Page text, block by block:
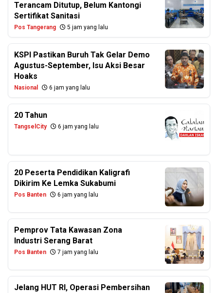
Terancam Ditutup, Belum Kantongi
Sertifikat Sanitasi
Pos Tangerang 5 jam yang lalu
KSPI Pastikan Buruh Tak Gelar Demo
Agustus-September, Isu Aksi Besar
Hoaks
Nasional 6 jam yang lalu
20 Tahun
TangselCity 6 jam yang lalu
20 Peserta Pendidikan Kaligrafi
Dikirim Ke Lemka Sukabumi
Pos Banten 6 jam yang lalu
Pemprov Tata Kawasan Zona
Industri Serang Barat
Pos Banten 7 jam yang lalu
Jelang HUT RI, Operasi Pembersihan